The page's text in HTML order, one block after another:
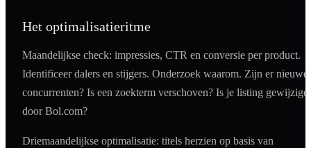
Het optimalisatieritme
Maandelijkse check: impressies, CTR en conversie per product.
Identificeer dalers en stijgers. Onderzoek waarom. Zijn er nieuwe
concurrenten? Is een zoekterm verschoven? Is je listing gewijzigd
door Bol.com?
Driemaandelijkse optimalisatie: titels herzien op basis van